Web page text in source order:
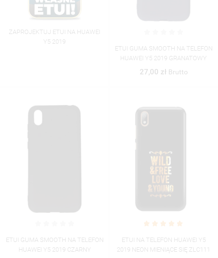
ZAPROJEKTUJ ETUI NA HUAWEI
Y5 2019
ETUI GUMA SMOOTH NA TELEFON
HUAWEI Y5 2019 GRANATOWY
27,00 zł Brutto
ETUI GUMA SMOOTH NA TELEFON
HUAWEI Y5 2019 CZARNY
ETUI NA TELEFON HUAWEI Y5
2019 NEON MIENIĄCE SIĘ ZLC111